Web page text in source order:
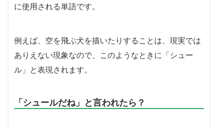
に使用される単語です。
例えば、空を飛ぶ犬を描いたりすることは、現実では
ありえない現象なので、このようなときに「シュー
ル」と表現されます。
「シュールだね」と言われたら？